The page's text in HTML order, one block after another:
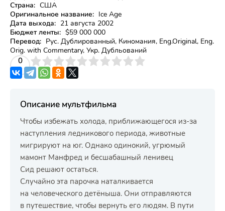
Страна: США
Оригинальное название: Ice Age
Дата выхода: 21 августа 2002
Бюджет ленты: $59 000 000
Перевод: Рус. Дублированный, Киномания, Eng.Original, Eng.
Orig. with Commentary, Укр. Дубльований
0
4 5 6 7 8 9 10
Описание мультфильма
Чтобы избежать холода, приближающегося из-за
наступления ледникового периода, животные
мигрируют на юг. Однако одинокий, угрюмый
мамонт Манфред и бесшабашный ленивец
Сид решают остаться.
Случайно эта парочка наталкивается
на человеческого детёныша. Они отправляются
в путешествие, чтобы вернуть его людям. В пути